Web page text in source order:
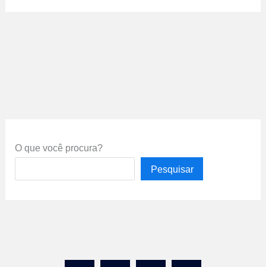
O que você procura?
Pesquisar